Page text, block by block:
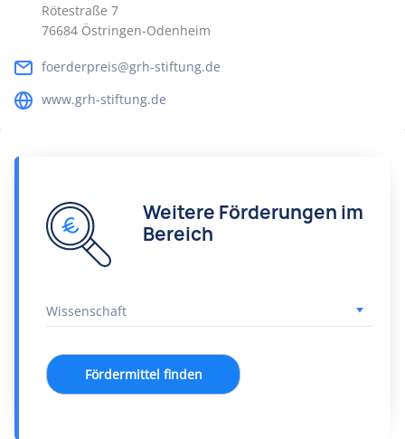
Rötestraße 7
76684 Östringen-Odenheim
foerderpreis@grh-stiftung.de
www.grh-stiftung.de
Weitere Förderungen im
Bereich
Fördermittel finden